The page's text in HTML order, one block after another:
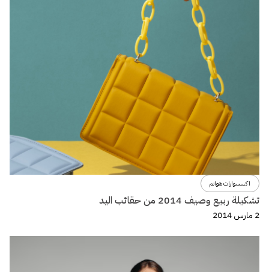
اكسسوارات هوانم
تشكيلة ربيع وصيف 2014 من حقائب اليد
2 مارس 2014